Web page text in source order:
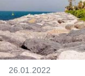
26.01.2022